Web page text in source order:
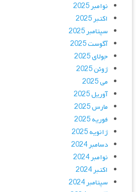
نوامبر 2025
اکتبر 2025
سپتامبر 2025
آگوست 2025
جولای 2025
ژوئن 2025
می 2025
آوریل 2025
مارس 2025
فوریه 2025
ژانویه 2025
دسامبر 2024
نوامبر 2024
اکتبر 2024
سپتامبر 2024